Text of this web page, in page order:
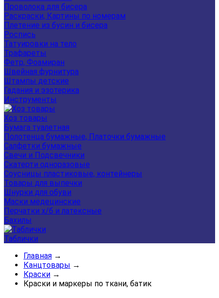
Проволока для бисера
Раскраски, Картины по номерам
Плетение из бусин и бисера
Роспись
Татуировки на тело
Трафареты
Фетр, Фоамиран
Швейная фурнитура
Штампы детские
Гадания и эзотерика
Инструменты
Хоз товары
Бумага туалетная
Полотенца бумажные, Платочки бумажные
Салфетки бумажные
Свечи и Подсвечники
Скатерти одноразовые
Соусницы пластиковые, контейнеры
Товары для выпечки
Шнурки для обуви
Маски медецинские
Перчатки х/б и латексные
Бахилы
Таблички
Главная →
Канцтовары →
Краски →
Краски и маркеры по ткани, батик